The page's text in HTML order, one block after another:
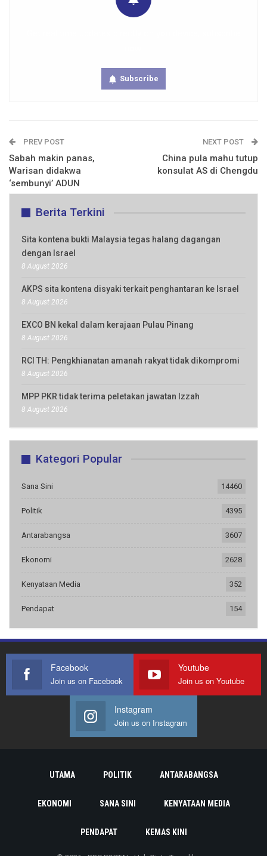
Subscribe
PREV POST
Sabah makin panas,
Warisan didakwa
‘sembunyi’ ADUN
NEXT POST
China pula mahu tutup
konsulat AS di Chengdu
Berita Terkini
Sita kontena bukti Malaysia tegas halang dagangan
dengan Israel
8 August 2026
AKPS sita kontena disyaki terkait penghantaran ke Israel
8 August 2026
EXCO BN kekal dalam kerajaan Pulau Pinang
8 August 2026
RCI TH: Pengkhianatan amanah rakyat tidak dikompromi
8 August 2026
MPP PKR tidak terima peletakan jawatan Izzah
8 August 2026
Kategori Popular
Sana Sini 14460
Politik 4395
Antarabangsa 3607
Ekonomi 2628
Kenyataan Media 352
Pendapat 154
Facebook
Join us on Facebook
Youtube
Join us on Youtube
Instagram
Join us on Instagram
UTAMA POLITIK ANTARABANGSA
EKONOMI SANA SINI KENYATAAN MEDIA
PENDAPAT KEMAS KINI